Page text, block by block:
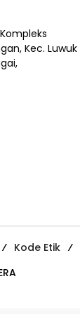
Kec. Luwuk
Kode Etik